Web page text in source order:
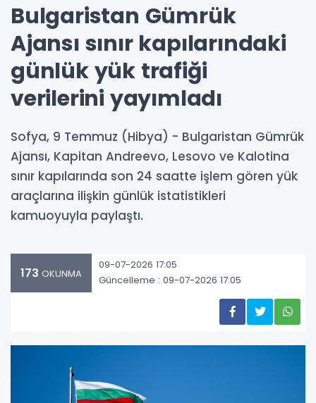
Bulgaristan Gümrük
Ajansı sınır kapılarındaki
günlük yük trafiği
verilerini yayımladı
Sofya, 9 Temmuz (Hibya) - Bulgaristan Gümrük
Ajansı, Kapitan Andreevo, Lesovo ve Kalotina
sınır kapılarında son 24 saatte işlem gören yük
araçlarına ilişkin günlük istatistikleri
kamuoyuyla paylaştı.
173 OKUNMA
09-07-2026 17:05
Güncelleme : 09-07-2026 17:05